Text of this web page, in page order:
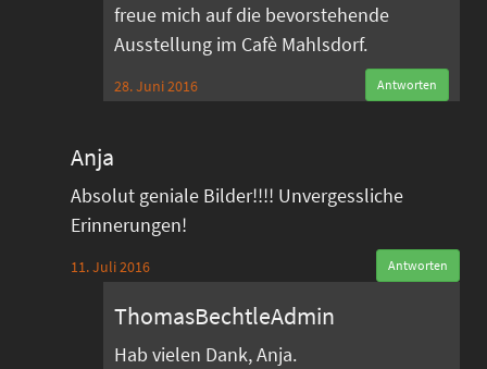
freue mich auf die bevorstehende
Ausstellung im Cafè Mahlsdorf.
28. Juni 2016 Antworten
Anja
Absolut geniale Bilder!!!! Unvergessliche
Erinnerungen!
11. Juli 2016 Antworten
ThomasBechtleAdmin
Hab vielen Dank, Anja.